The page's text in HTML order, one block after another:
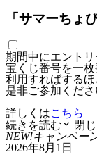
「サマーちょ
期間中にエント
宝くじ番号を一枚
利用すればする
是非ご参加くださ
詳しくはこちら
続きを読む
閉
NEW!キャンペー
2026年8月1日